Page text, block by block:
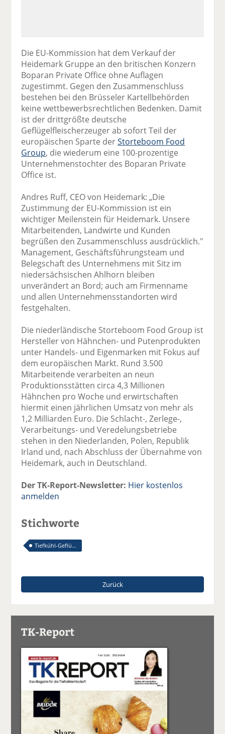
Die EU-Kommission hat dem Verkauf der
Heidemark Gruppe an den britischen Konzern
Boparan Private Office ohne Auflagen
zugestimmt. Gegen den Zusammenschluss
bestehen bei den Brüsseler Kartellbehörden
keine wettbewerbsrechtlichen Bedenken. Damit
ist der drittgrößte deutsche
Geflügelfleischerzeuger ab sofort Teil der
europäischen Sparte derStorteboom Food
Group, die wiederum eine 100-prozentige
Unternehmenstochter des Boparan Private
Office ist.
Andres Ruff, CEO von Heidemark: „Die
Zustimmung der EU‑Kommission ist ein
wichtiger Meilenstein für Heidemark. Unsere
Mitarbeitenden, Landwirte und Kunden
begrüßen den Zusammenschluss ausdrücklich."
Management, Geschäftsführungsteam und
Belegschaft des Unternehmens mit Sitz im
niedersächsischen Ahlhorn bleiben
unverändert an Bord; auch am Firmenname
und allen Unternehmensstandorten wird
festgehalten.
Die niederländische Storteboom Food Group ist
Hersteller von Hähnchen- und Putenprodukten
unter Handels- und Eigenmarken mit Fokus auf
dem europäischen Markt. Rund 3.500
Mitarbeitende verarbeiten an neun
Produktionsstätten circa 4,3 Millionen
Hähnchen pro Woche und erwirtschaften
hiermit einen jährlichen Umsatz von mehr als
1,2 Milliarden Euro. Die Schlacht-, Zerlege-,
Verarbeitungs- und Veredelungsbetriebe
stehen in den Niederlanden, Polen, Republik
Irland und, nach Abschluss der Übernahme von
Heidemark, auch in Deutschland.
Der TK-Report-Newsletter: Hier kostenlos
anmelden
Stichworte
Tiefkühl-Geflü...
Zurück
TK-Report